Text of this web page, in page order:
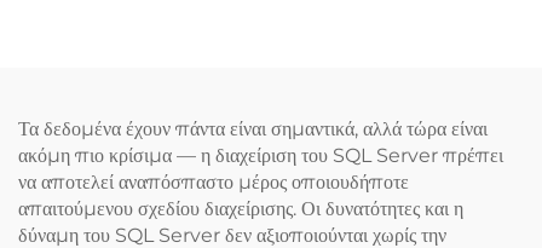
Xeon
Τα δεδομένα έχουν πάντα είναι σημαντικά, αλλά τώρα είναι
ακόμη πιο κρίσιμα — η διαχείριση του SQL Server πρέπει
να αποτελεί αναπόσπαστο μέρος οποιουδήποτε
απαιτούμενου σχεδίου διαχείρισης. Οι δυνατότητες και η
δύναμη του SQL Server δεν αξιοποιούνται χωρίς την